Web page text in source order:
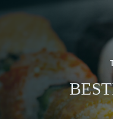
FORSIDE
BOOK BORD